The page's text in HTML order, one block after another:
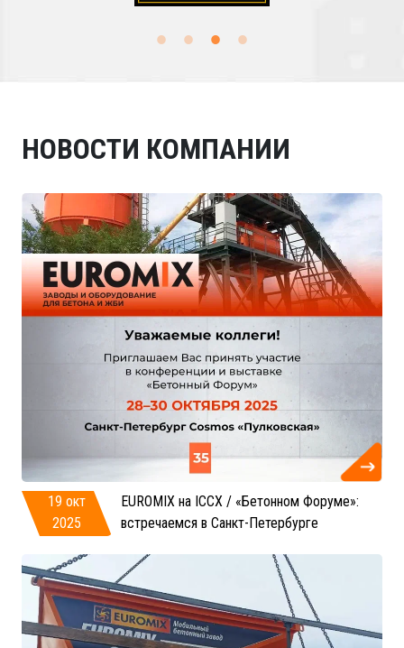
НОВОСТИ КОМПАНИИ
19 окт
2025
EUROMIX на ICCX / «Бетонном Форуме»:
встречаемся в Санкт-Петербурге